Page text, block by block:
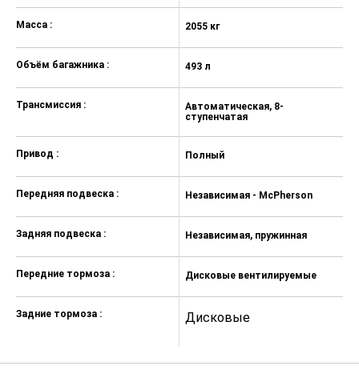
Активные подголовники
водителей сзади при экстренном
торможении (ESS)
Электронная система
стабилизации курсовой
устойчивости (ESP)
Система контроля давления в
шинах
Ножной стояночный тормоз
сенсорный дисплей на
центральной консоли
Разъемы USB/AUX для
Аудиосистема (Радио, СD, MP3,
Масса :
Объём багажника :
Трансмиссия :
Привод :
Передняя подвеска :
Задняя подвеска :
Передние тормоза :
Задние тормоза :
2055 кг
493 л
Автоматическая, 8-
ступенчатая
Полный
Независимая - McPherson
Независимая, пружинная
Дисковые вентилируемые
Дисковые